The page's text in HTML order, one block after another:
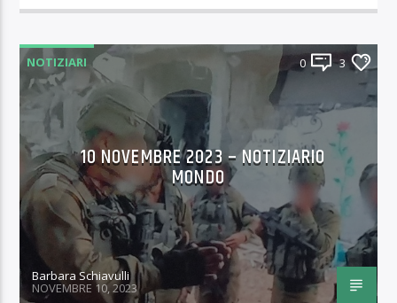
NOTIZIARI 0 3
10 NOVEMBRE 2023 – NOTIZIARIO
MONDO
Barbara Schiavulli
NOVEMBRE 10, 2023